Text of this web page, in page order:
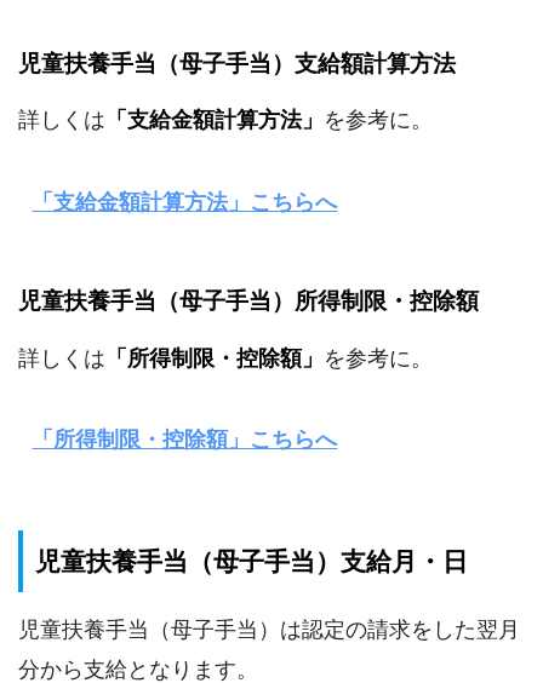
児童扶養手当（母子手当）支給額計算方法
詳しくは 「支給金額計算方法」 を参考に。
「支給金額計算方法」こちらへ
児童扶養手当（母子手当）所得制限・控除額
詳しくは 「所得制限・控除額」 を参考に。
「所得制限・控除額」こちらへ
児童扶養手当（母子手当）支給月・日
児童扶養手当（母子手当）は認定の請求をした翌月
分から支給となります。